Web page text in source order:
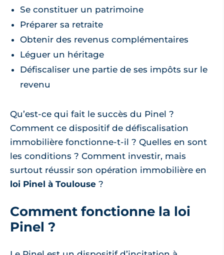
Se constituer un patrimoine
Préparer sa retraite
Obtenir des revenus complémentaires
Léguer un héritage
Défiscaliser une partie de ses impôts sur le
revenu
Qu’est-ce qui fait le succès du Pinel ?
Comment ce dispositif de défiscalisation
immobilière fonctionne-t-il ? Quelles en sont
les conditions ? Comment investir, mais
surtout réussir son opération immobilière en
loi Pinel à Toulouse ?
Comment fonctionne la loi
Pinel ?